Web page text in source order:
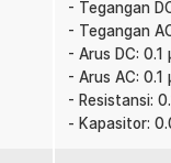
kesulitan
serta berbagai
juga
memeriksa stop
Stand
belakang yang
- Tegangan
- Tegangan
- Arus DC: 0.1
- Arus AC: 0.1
- Resistansi:
- Kapasitor: